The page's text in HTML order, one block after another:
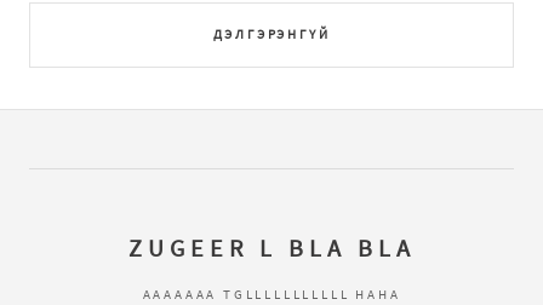
ДЭЛГЭРЭНГҮЙ
ZUGEER L BLA BLA
AAAAAAA TGLLLLLLLLLLL HAHA